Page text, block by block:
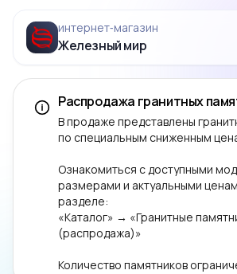
интернет‑магазин
Железный мир
Распродажа гранитных
В продаже представлены
по специальным сниженным
Ознакомиться с доступными
размерами и актуальными
разделе:
«Каталог» → «Гранитные
(распродажа)»
Количество памятников